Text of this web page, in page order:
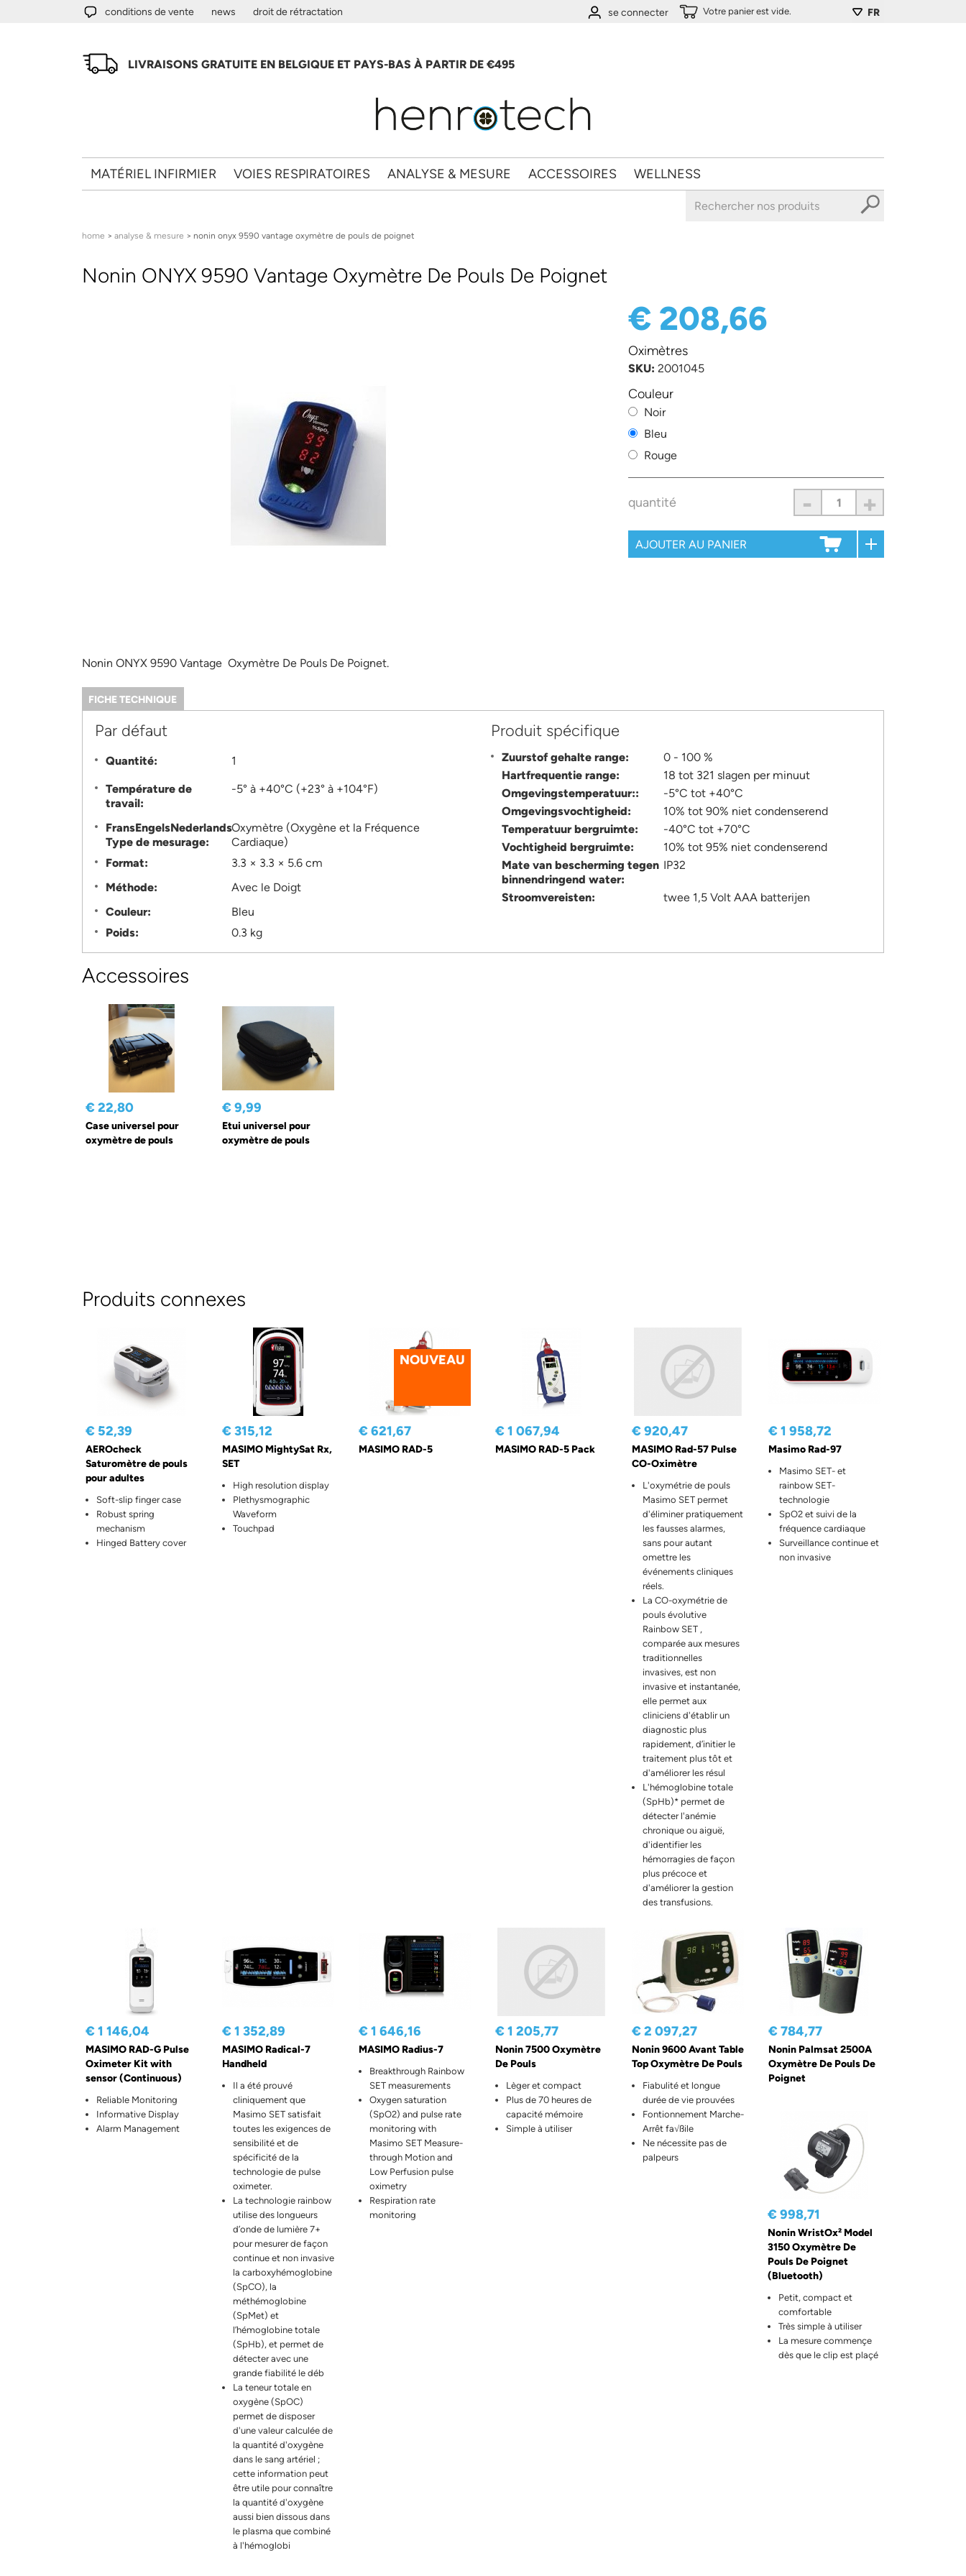
Aller au contenu principalconditions de vente news droit de rétractation FR
Votre panier est vide.
se connecter
LIVRAISONS GRATUITE EN BELGIQUE ET PAYS-BAS À PARTIR DE €495
MATÉRIEL INFIRMIER VOIES RESPIRATOIRES ANALYSE & MESURE ACCESSOIRES WELLNESS
Vous êtes ici
home > analyse & mesure > nonin onyx 9590 vantage oxymètre de pouls de poignet
Nonin ONYX 9590 Vantage Oxymètre De Pouls De Poignet
€ 208,66
Oximètres
SKU: 2001045
Couleur
Noir
Bleu
Rouge
quantité - +
Nonin ONYX 9590 Vantage Oxymètre De Pouls De Poignet.
Information
FICHE TECHNIQUE
ACTIF)
Par défaut
Quantité: 1
Température de
travail:
-5° à +40°C (+23° à +104°F)
FransEngelsNederlands
Type de mesurage:
Oxymètre (Oxygène et la Fréquence
Cardiaque)
Format:
3.3 × 3.3 × 5.6 cm
Méthode:
Avec le Doigt
Couleur:
Bleu
Poids:
0.3 kg
Produit spécifique
Zuurstof gehalte range:
0 - 100 %
Hartfrequentie range:
18 tot 321 slagen per minuut
Omgevingstemperatuur::
-5°C tot +40°C
Omgevingsvochtigheid:
10% tot 90% niet condenserend
Temperatuur bergruimte:
-40°C tot +70°C
Vochtigheid bergruimte:
10% tot 95% niet condenserend
Mate van bescherming tegen
binnendringend water:
IP32
Stroomvereisten: twee 1,5 Volt AAA batterijen
Accessoires
€ 22,80
Case universel pour
oxymètre de pouls
€ 9,99
Etui universel pour
oxymètre de pouls
Produits connexes
€ 52,39
AEROcheck
Saturomètre de pouls
pour adultes
Soft-slip finger case
Robust spring
mechanism
Hinged Battery cover
€ 315,12
MASIMO MightySat Rx,
SET
High resolution display
Plethysmographic
Waveform
Touchpad
NOUVEAU
€ 621,67
MASIMO RAD-5
€ 1 067,94
MASIMO RAD-5 Pack
€ 920,47
MASIMO Rad-57 Pulse
CO-Oximètre
L'oxymétrie de pouls
Masimo SET permet
d'éliminer pratiquement
les fausses alarmes,
sans pour autant
omettre les
événements cliniques
réels.
La CO-oxymétrie de
pouls évolutive
Rainbow SET ,
comparée aux mesures
traditionnelles
invasives, est non
invasive et instantanée,
elle permet aux
cliniciens d'établir un
diagnostic plus
rapidement, d’initier le
traitement plus tôt et
d'améliorer les résul
L'hémoglobine totale
(SpHb)* permet de
détecter l'anémie
chronique ou aiguë,
d'identifier les
hémorragies de façon
plus précoce et
d'améliorer la gestion
des transfusions.
€ 1 958,72
Masimo Rad-97
Masimo SET- et
rainbow SET-
technologie
SpO2 et suivi de la
fréquence cardiaque
Surveillance continue et
non invasive
€ 1 146,04
MASIMO RAD-G Pulse
Oximeter Kit with
sensor (Continuous)
Reliable Monitoring
Informative Display
Alarm Management
€ 1 352,89
MASIMO Radical-7
Handheld
Il a été prouvé
cliniquement que
Masimo SET satisfait
toutes les exigences de
sensibilité et de
spécificité de la
technologie de pulse
oximeter.
La technologie rainbow
utilise des longueurs
d’onde de lumière 7+
pour mesurer de façon
continue et non invasive
la carboxyhémoglobine
(SpCO), la
méthémoglobine
(SpMet) et
l’hémoglobine totale
(SpHb), et permet de
détecter avec une
grande fiabilité le déb
La teneur totale en
oxygène (SpOC)
permet de disposer
d'une valeur calculée de
la quantité d'oxygène
dans le sang artériel ;
cette information peut
être utile pour connaître
la quantité d'oxygène
aussi bien dissous dans
le plasma que combiné
à l'hémoglobi
€ 1 646,16
MASIMO Radius-7
Breakthrough Rainbow
SET measurements
Oxygen saturation
(SpO2) and pulse rate
monitoring with
Masimo SET Measure-
through Motion and
Low Perfusion pulse
oximetry
Respiration rate
monitoring
€ 1 205,77
Nonin 7500 Oxymètre
De Pouls
Lèger et compact
Plus de 70 heures de
capacité mémoire
Simple à utiliser
€ 2 097,27
Nonin 9600 Avant Table
Top Oxymètre De Pouls
Fiabulité et longue
durée de vie prouvées
Fontionnement Marche-
Arrêt fa√ßile
Ne nécessite pas de
palpeurs
€ 784,77
Nonin Palmsat 2500A
Oxymètre De Pouls De
Poignet
€ 998,71
Nonin WristOx² Model
3150 Oxymètre De
Pouls De Poignet
(Bluetooth)
Petit, compact et
comfortable
Très simple à utiliser
La mesure commençe
dès que le clip est plaçé